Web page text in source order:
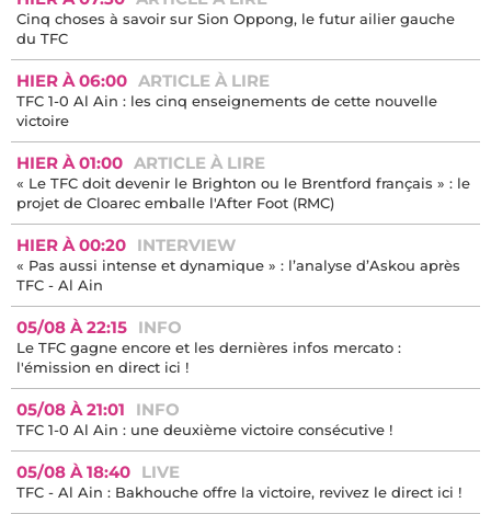
Cinq choses à savoir sur Sion Oppong, le futur ailier gauche
du TFC
HIER À 06:00 ARTICLE À LIRE
TFC 1-0 Al Ain : les cinq enseignements de cette nouvelle
victoire
HIER À 01:00 ARTICLE À LIRE
« Le TFC doit devenir le Brighton ou le Brentford français » : le
projet de Cloarec emballe l'After Foot (RMC)
HIER À 00:20 INTERVIEW
« Pas aussi intense et dynamique » : l’analyse d’Askou après
TFC - Al Ain
05/08 À 22:15 INFO
Le TFC gagne encore et les dernières infos mercato :
l'émission en direct ici !
05/08 À 21:01 INFO
TFC 1-0 Al Ain : une deuxième victoire consécutive !
05/08 À 18:40 LIVE
TFC - Al Ain : Bakhouche offre la victoire, revivez le direct ici !